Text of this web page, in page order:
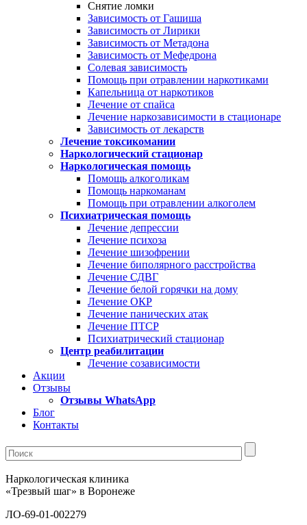
Снятие ломки
Зависимость от Гашиша
Зависимость от Лирики
Зависимость от Метадона
Зависимость от Мефедрона
Солевая зависимость
Помощь при отравлении наркотиками
Капельница от наркотиков
Лечение от спайса
Лечение наркозависимости в стационаре
Зависимость от лекарств
Лечение токсикомании
Наркологический стационар
Наркологическая помощь
Помощь алкоголикам
Помощь наркоманам
Помощь при отравлении алкоголем
Психиатрическая помощь
Лечение депрессии
Лечение психоза
Лечение шизофрении
Лечение биполярного расстройства
Лечение СДВГ
Лечение белой горячки на дому
Лечение ОКР
Лечение панических атак
Лечение ПТСР
Психиатрический стационар
Центр реабилитации
Лечение созависимости
Акции
Отзывы
Отзывы WhatsApp
Блог
Контакты
Наркологическая клиника
«Трезвый шаг» в Воронеже
ЛО-69-01-002279